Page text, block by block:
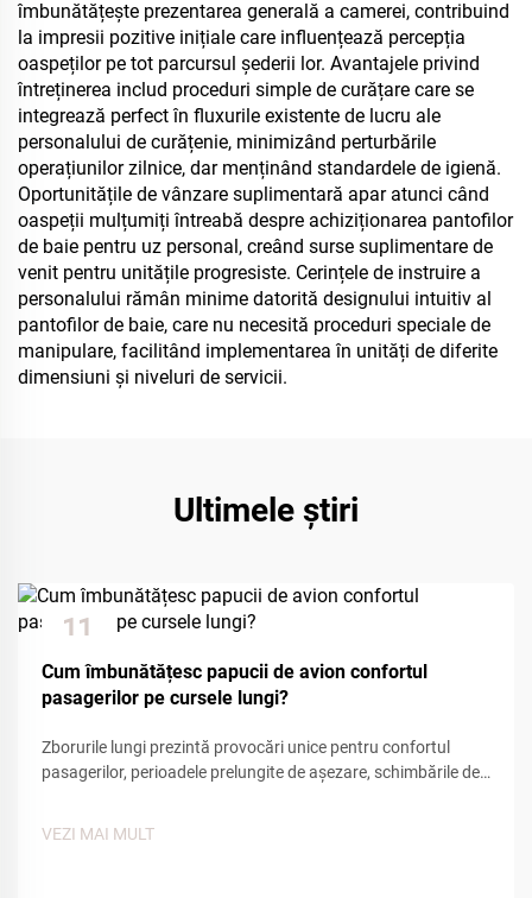
îmbunătățește prezentarea generală a camerei, contribuind
la impresii pozitive inițiale care influențează percepția
oaspeților pe tot parcursul șederii lor. Avantajele privind
întreținerea includ proceduri simple de curățare care se
integrează perfect în fluxurile existente de lucru ale
personalului de curățenie, minimizând perturbările
operațiunilor zilnice, dar menținând standardele de igienă.
Oportunitățile de vânzare suplimentară apar atunci când
oaspeții mulțumiți întreabă despre achiziționarea pantofilor
de baie pentru uz personal, creând surse suplimentare de
venit pentru unitățile progresiste. Cerințele de instruire a
personalului rămân minime datorită designului intuitiv al
pantofilor de baie, care nu necesită proceduri speciale de
manipulare, facilitând implementarea în unități de diferite
dimensiuni și niveluri de servicii.
Ultimele știri
11
Dec
Cum îmbunătățesc papucii de avion confortul
pasagerilor pe cursele lungi?
Zborurile lungi prezintă provocări unice pentru confortul
pasagerilor, perioadele prelungite de așezare, schimbările de
VEZI MAI MULT